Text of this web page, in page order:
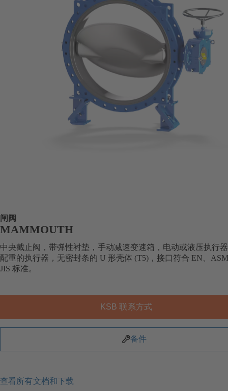
闸阀
MAMMOUTH
中央截止阀，带弹性衬垫，手动减速变速箱，电动或液压执行
配重的执行器，无密封条的 U 形壳体 (T5)，接口符合 EN、
JIS 标准。
KSB 联系方式
备件
查看所有文档和下载